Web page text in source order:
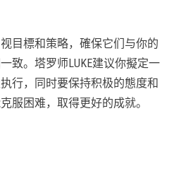
目標和策略，確保它们与你的
致。塔罗师LUKE建议你擬定一
行，同时要保持积极的態度和
服困难，取得更好的成就。